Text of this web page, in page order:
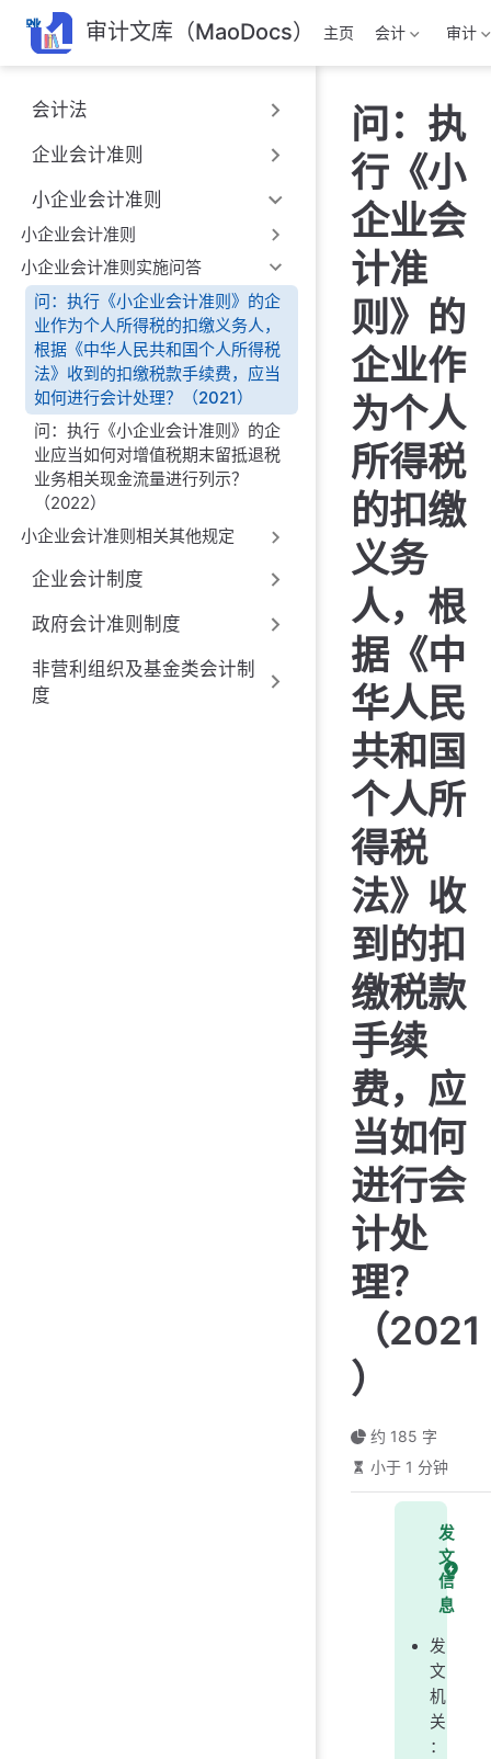
跳
至
主
內
容
审计文库（MaoDocs） 主页 会计 审计
会计法
企业会计准则
小企业会计准则
小企业会计准则
小企业会计准则实施问答
问：执行《小企业会计准则》的企
业作为个人所得税的扣缴义务人，
根据《中华人民共和国个人所得税
法》收到的扣缴税款手续费，应当
如何进行会计处理？（2021）
问：执行《小企业会计准则》的企
业应当如何对增值税期末留抵退税
业务相关现金流量进行列示？
（2022）
小企业会计准则相关其他规定
企业会计制度
政府会计准则制度
非营利组织及基金类会计制
度
问：执
行《小
企业会
计准
则》的
企业作
为个人
所得税
的扣缴
义务
人，根
据《中
华人民
共和国
个人所
得税
法》收
到的扣
缴税款
手续
费，应
当如何
进行会
计处
理？
（2021
）
约 185 字
小于 1 分钟
发
文
信
息
发
文
机
关
：